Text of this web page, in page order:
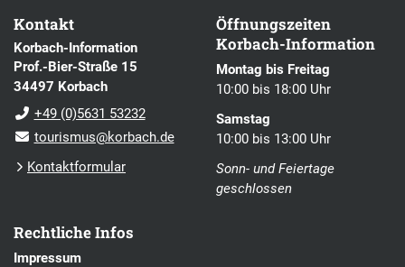
Kontakt
Korbach-Information
Prof.-Bier-Straße 15
34497 Korbach
+49 (0)5631 53232
tourismus@korbach.de
Kontaktformular
Öffnungszeiten
Korbach-Information
Montag bis Freitag
10:00 bis 18:00 Uhr
Samstag
10:00 bis 13:00 Uhr
Sonn- und Feiertage
geschlossen
Rechtliche Infos
Impressum